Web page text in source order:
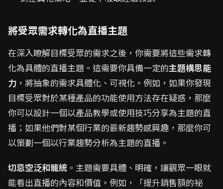
將受眾需求轉化為直播主題
在深入瞭解目標受眾的需求之後，你需要將這些需求轉
化為具體的直播主題。這需要你具備一定的主題構思能
力 ，將抽象的需求具體化、可視化。例如，如果你發現
目標受眾對於某種產品的功能使用方法存在疑惑，那麼
你可以設計一個以產品教學或使用技巧分享為主題的直
播；如果他們對某個行業的最新趨勢感興趣，那麼你可
以策劃一個以行業趨勢分析為主題的直播。
切忌空泛和籠統 。主題需要具體、明確，讓觀眾一眼就
能看出直播的內容和價值。例如，「提升銷售額的祕